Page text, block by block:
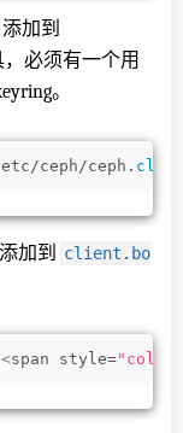
加到
必须有一个用
。
ceph/ceph.
加到
client.bo
<span style=